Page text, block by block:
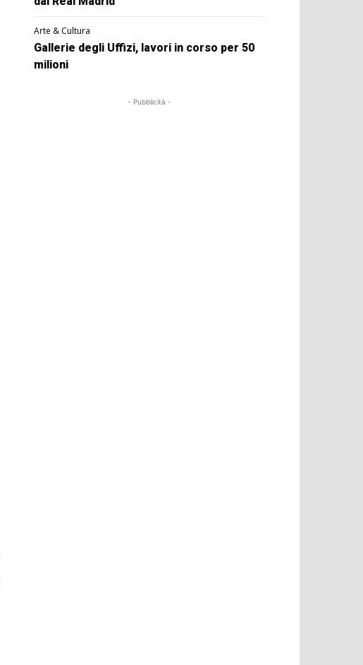
Arte & Cultura
Gallerie degli Uffizi, lavori in corso per 50
milioni
- Pubblicità -